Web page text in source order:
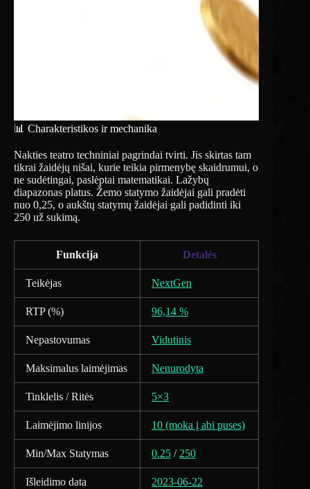
📊 Charakteristikos ir mechanika
Nakties teatro techniniai pagrindai tvirti. Jis skirtas tam
tikrai žaidėjų nišai, kurie teikia pirmenybę skaidrumui, o
ne sudėtingai, paslėptai matematikai. Lažybų
diapazonas platus. Žemo statymo žaidėjai gali pradėti
nuo 0,25, o aukštų statymų žaidėjai gali padidinti iki
250 už sukimą.
Funkcija Detalės
Teikėjas NextGen
RTP (%) 96,14 %
Nepastovumas Vidutinis
Maksimalus laimėjimas Nenurodyta
Tinklelis / Ritės 5×3
Laimėjimo linijos 10 (moka į abi puses)
Min/Max Statymas 0.25 / 250
Išleidimo data 2023-06-22